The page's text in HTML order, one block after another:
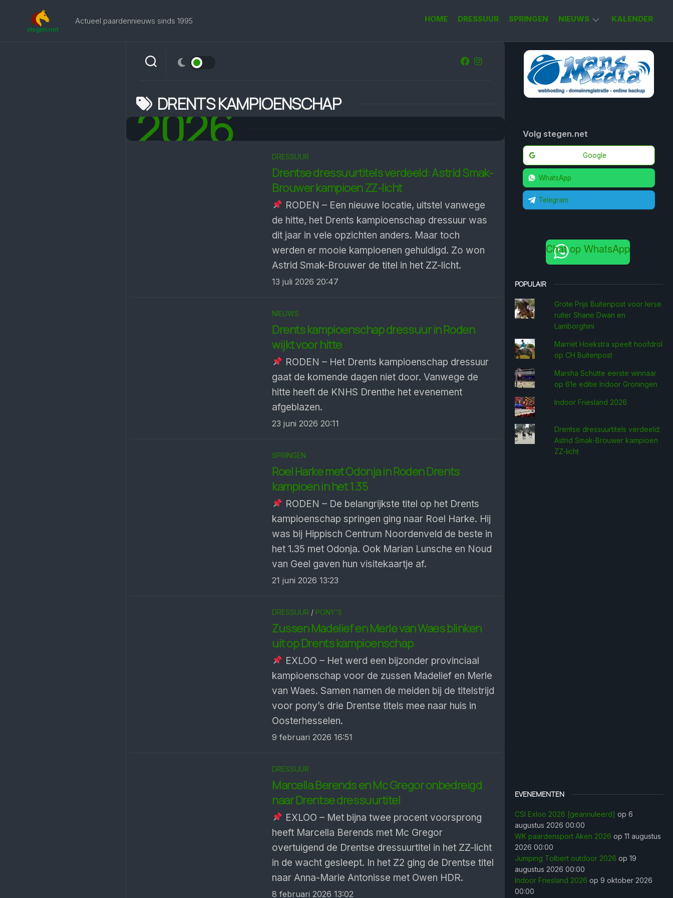
Actueel paardennieuws sinds 1995 HOME DRESSUUR SPRINGEN NIEUWS
KORT
NIEUWS
KALENDER
DRENTS KAMPIOENSCHAP
2026 DRESSUUR
Drentse dressuurtitels verdeeld: Astrid Smak-
Brouwer kampioen ZZ-licht
RODEN – Een nieuwe locatie, uitstel vanwege
de hitte, het Drents kampioenschap dressuur was
dit jaar in vele opzichten anders. Maar toch
werden er mooie kampioenen gehuldigd. Zo won
Astrid Smak-Brouwer de titel in het ZZ-licht.
13 juli 2026 20:47
NIEUWS
Drents kampioenschap dressuur in Roden
wijkt voor hitte
RODEN – Het Drents kampioenschap dressuur
gaat de komende dagen niet door. Vanwege de
hitte heeft de KNHS Drenthe het evenement
afgeblazen.
23 juni 2026 20:11
SPRINGEN
Roel Harke met Odonja in Roden Drents
kampioen in het 1.35
RODEN – De belangrijkste titel op het Drents
kampioenschap springen ging naar Roel Harke. Hij
was bij Hippisch Centrum Noordenveld de beste in
het 1.35 met Odonja. Ook Marian Lunsche en Noud
van Geel gaven hun visitekaartje af.
21 juni 2026 13:23
DRESSUUR / PONY'S
Zussen Madelief en Merle van Waes blinken
uit op Drents kampioenschap
EXLOO – Het werd een bijzonder provinciaal
kampioenschap voor de zussen Madelief en Merle
van Waes. Samen namen de meiden bij de titelstrijd
voor pony’s drie Drentse titels mee naar huis in
Oosterhesselen.
9 februari 2026 16:51
DRESSUUR
Marcella Berends en Mc Gregor onbedreigd
naar Drentse dressuurtitel
EXLOO – Met bijna twee procent voorsprong
heeft Marcella Berends met Mc Gregor
overtuigend de Drentse dressuurtitel in het ZZ-licht
in de wacht gesleept. In het Z2 ging de Drentse titel
naar Anna-Marie Antonisse met Owen HDR.
8 februari 2026 13:02
Volg stegen.net
Google
WhatsApp
Telegram
Chat op WhatsApp
POPULAIR
Grote Prijs Buitenpost voor Ierse
ruiter Shane Dwan en
Lamborghini
Marriët Hoekstra speelt hoofdrol
op CH Buitenpost
Marsha Schütte eerste win­naar
op 61e editie Indoor Groningen
Indoor Friesland 2026
Drentse dressuurtitels verdeeld:
Astrid Smak-Brouwer kampioen
ZZ-licht
EVENEMENTEN
CSI Exloo 2026 [geannuleerd] op 6
augustus 2026 00:00
WK paardensport Aken 2026 op 11 augustus
2026 00:00
Jumping Tolbert outdoor 2026 op 19
augustus 2026 00:00
Indoor Friesland 2026 op 9 oktober 2026
00:00